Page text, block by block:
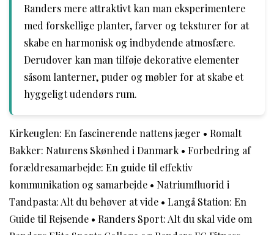
Randers mere attraktivt kan man eksperimentere
med forskellige planter, farver og teksturer for at
skabe en harmonisk og indbydende atmosfære.
Derudover kan man tilføje dekorative elementer
såsom lanterner, puder og møbler for at skabe et
hyggeligt udendørs rum.
Kirkeuglen: En fascinerende nattens jæger • Romalt
Bakker: Naturens Skønhed i Danmark • Forbedring af
forældresamarbejde: En guide til effektiv
kommunikation og samarbejde • Natriumfluorid i
Tandpasta: Alt du behøver at vide • Langå Station: En
Guide til Rejsende • Randers Sport: Alt du skal vide om